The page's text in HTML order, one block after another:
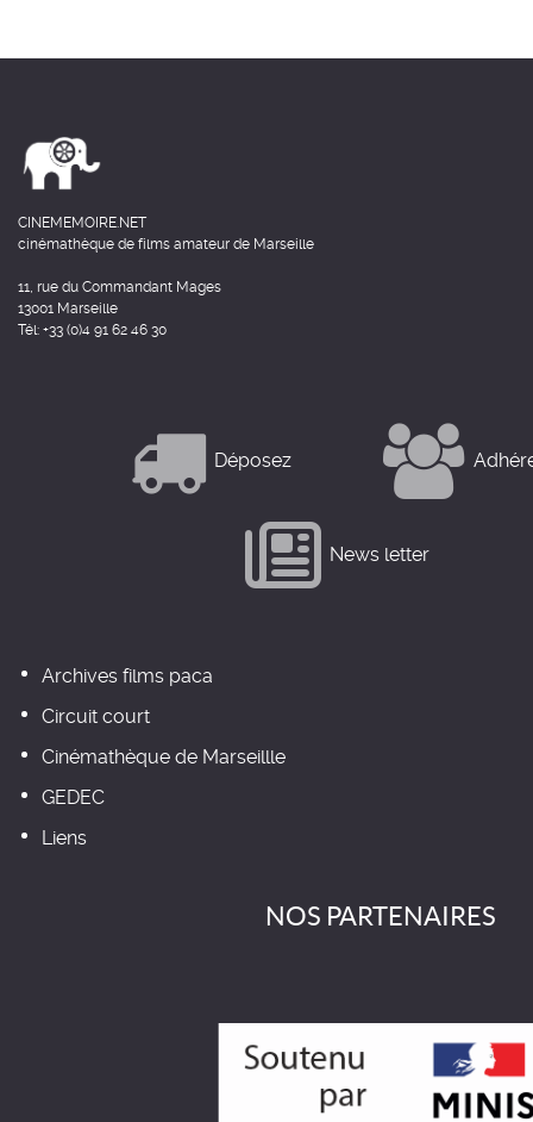
CINEMEMOIRE.NET
cinémathèque de films amateur de Marseille
11, rue du Commandant Mages
13001 Marseille
Tél: +33 (0)4 91 62 46 30
Déposez
News letter
Archives films paca
Circuit court
Cinémathèque de Marseillle
GEDEC
Liens
NOS PARTENAIRES